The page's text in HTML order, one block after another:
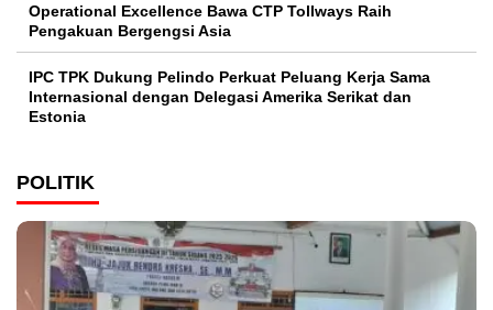
Operational Excellence Bawa CTP Tollways Raih
Pengakuan Bergengsi Asia
IPC TPK Dukung Pelindo Perkuat Peluang Kerja Sama
Internasional dengan Delegasi Amerika Serikat dan
Estonia
POLITIK